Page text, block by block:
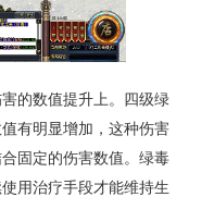
的数值提升上。四级绿
有明显增加，这种伤害
固定的伤害数值。绿毒
用治疗手段才能维持生